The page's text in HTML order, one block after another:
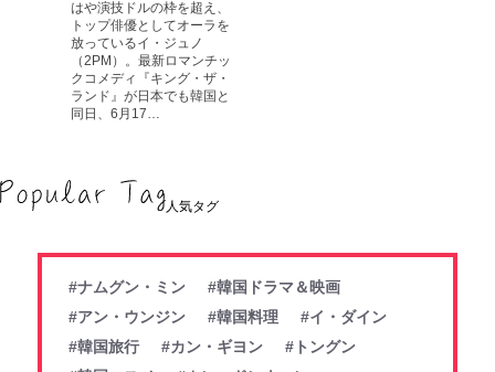
はや演技ドルの枠を超え、
トップ俳優としてオーラを
放っているイ・ジュノ
（2PM）。最新ロマンチッ
クコメディ『キング・ザ・
ランド』が日本でも韓国と
同日、6月17…
人気タグ
#ナムグン・ミン
#韓国ドラマ＆映画
#アン・ウンジン
#韓国料理
#イ・ダイン
#韓国旅行
#カン・ギヨン
#トングン